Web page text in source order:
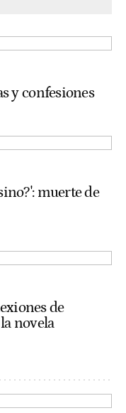
y confesiones
muerte de
de
novela